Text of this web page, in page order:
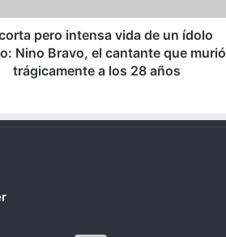
pero intensa vida de un ídolo
Nino Bravo, el cantante que murió
trágicamente a los 28 años